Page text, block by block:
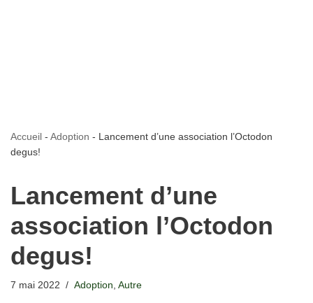
Accueil - Adoption - Lancement d’une association l’Octodon
degus!
Lancement d’une
association l’Octodon
degus!
7 mai 2022 Adoption, Autre